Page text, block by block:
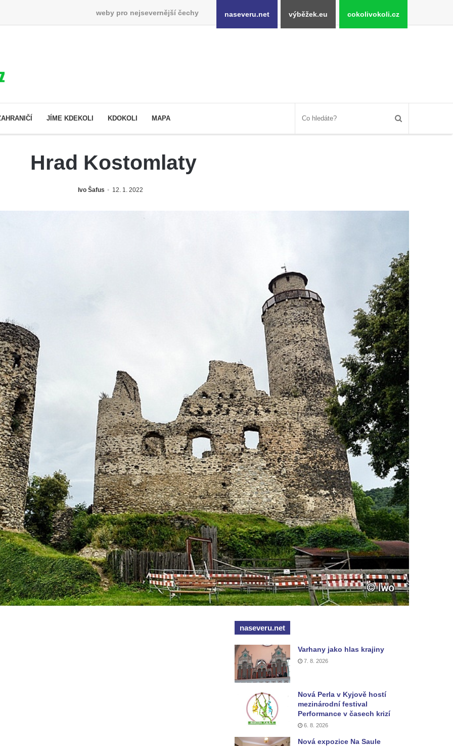
weby pro nejsevernější čechy naseveru.net výběžek.eu cokolivokoli.cz
JÍME KDEKOLI KDOKOLI MAPA
Hrad Kostomlaty
Ivo Šafus 12. 1. 2022
naseveru.net
Varhany jako hlas krajiny
7. 8. 2026
Nová Perla v Kyjově hostí
mezinárodní festival
Performance v časech krizí
6. 8. 2026
Nová expozice Na Saule